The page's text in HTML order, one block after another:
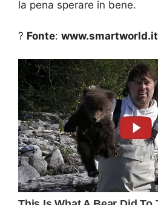
la pena sperare in bene.
? Fonte: www.smartworld.it